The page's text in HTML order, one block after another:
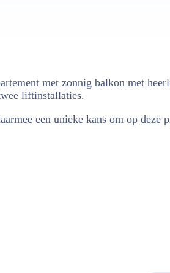
met zonnig balkon met
liftinstallaties.
een unieke kans om op